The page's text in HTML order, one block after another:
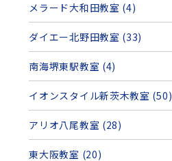
メラード大和田教室 (4)
ダイエー北野田教室 (33)
南海堺東駅教室 (4)
イオンスタイル新茨木教室 (50)
アリオ八尾教室 (28)
東大阪教室 (20)